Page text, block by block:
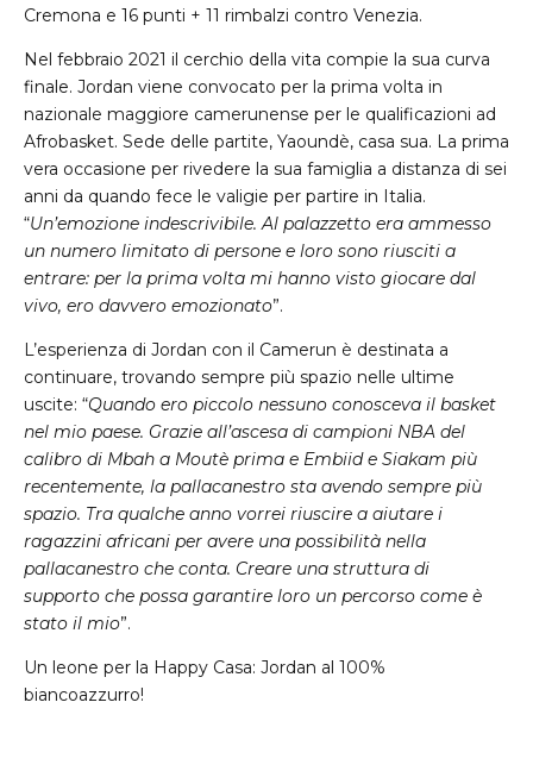
Cremona e 16 punti + 11 rimbalzi contro Venezia.
Nel febbraio 2021 il cerchio della vita compie la sua curva
finale. Jordan viene convocato per la prima volta in
nazionale maggiore camerunense per le qualificazioni ad
Afrobasket. Sede delle partite, Yaoundè, casa sua. La prima
vera occasione per rivedere la sua famiglia a distanza di sei
anni da quando fece le valigie per partire in Italia.
“Un’emozione indescrivibile. Al palazzetto era ammesso
un numero limitato di persone e loro sono riusciti a
entrare: per la prima volta mi hanno visto giocare dal
vivo, ero davvero emozionato”.
L’esperienza di Jordan con il Camerun è destinata a
continuare, trovando sempre più spazio nelle ultime
uscite: “Quando ero piccolo nessuno conosceva il basket
nel mio paese. Grazie all’ascesa di campioni NBA del
calibro di Mbah a Moutè prima e Embiid e Siakam più
recentemente, la pallacanestro sta avendo sempre più
spazio. Tra qualche anno vorrei riuscire a aiutare i
ragazzini africani per avere una possibilità nella
pallacanestro che conta. Creare una struttura di
supporto che possa garantire loro un percorso come è
stato il mio”.
Un leone per la Happy Casa: Jordan al 100%
biancoazzurro!